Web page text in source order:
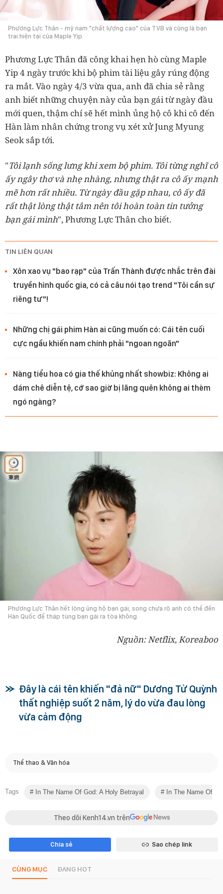
Phương Lực Thân - mỹ nam "chất lượng cao" của TVB và cũng là bạn
trai hiện tại của Maple Yip.
Phương Lực Thân đã công khai hẹn hò cùng Maple
Yip 4 ngày trước khi bộ phim tài liệu gây rúng động
ra mắt. Vào ngày 4/3 vừa qua, anh đã chia sẻ rằng
anh biết những chuyện này của bạn gái từ ngày đầu
mới quen, thậm chí sẽ hết mình ủng hộ cô khi cô đến
Hàn làm nhân chứng trong vụ xét xử Jung Myung
Seok sắp tới.
"Tôi lạnh sống lưng khi xem bộ phim. Tôi từng nghĩ cô
ấy ngây thơ và nhẹ nhàng, nhưng thật ra cô ấy mạnh
mẽ hơn rất nhiều. Từ ngày đầu gặp nhau, cô ấy đã
rất thật lòng thật tâm nên tôi hoàn toàn tin tưởng
bạn gái mình", Phương Lực Thân cho biết.
TIN LIÊN QUAN
Xôn xao vụ "bao rạp" của Trấn Thành được nhắc trên đài
truyền hình quốc gia, có cả câu nói tạo trend "Tôi cần sự
riêng tư"!
Những chị gái phim Hàn ai cũng muốn có: Cái tên cuối
cực ngầu khiến nam chính phải "ngoan ngoãn"
Nàng tiểu hoa có gia thế khủng nhất showbiz: Không ai
dám chê diễn tệ, cớ sao giờ bị lãng quên không ai thèm
ngó ngàng?
Phương Lực Thân hết lòng ủng hộ bạn gái, song chưa rõ anh có thể đến
Hàn Quốc để tháp tùng bạn gái ra tòa không.
Nguồn: Netflix, Koreaboo
Đây là cái tên khiến "đả nữ" Dương Tử Quỳnh
thất nghiệp suốt 2 năm, lý do vừa đau lòng
vừa cảm động
Thể thao & Văn hóa
Tags In The Name Of God: A Holy Betrayal In The Name Of
Theo dõi Kenh14.vn trên
Chia sẻ Sao chép link
CÙNG MỤC ĐANG HOT